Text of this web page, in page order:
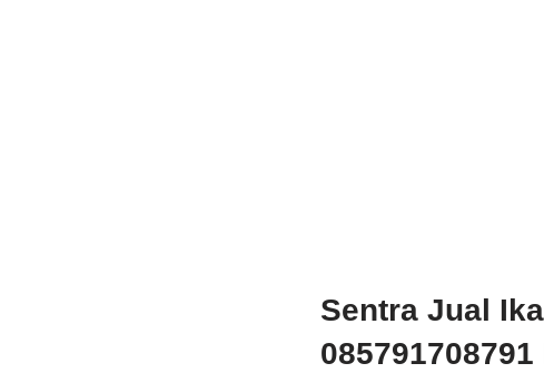
Sentra Jual